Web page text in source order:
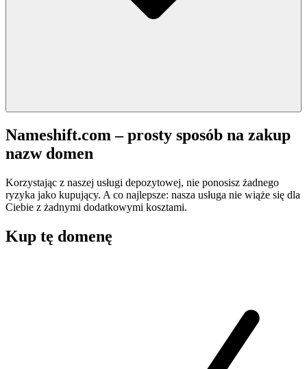
Nameshift.com – prosty sposób na zakup
nazw domen
Korzystając z naszej usługi depozytowej, nie ponosisz żadnego
ryzyka jako kupujący. A co najlepsze: nasza usługa nie wiąże się dla
Ciebie z żadnymi dodatkowymi kosztami.
Kup tę domenę